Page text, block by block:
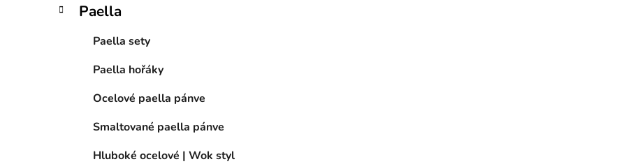
Paella
Paella sety
Paella hořáky
Ocelové paella pánve
Smaltované paella pánve
Hluboké ocelové | Wok styl